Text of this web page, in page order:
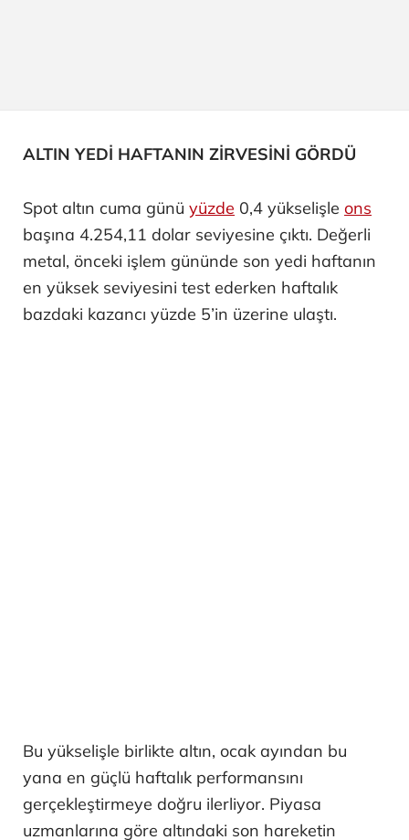
ALTIN YEDİ HAFTANIN ZİRVESİNİ GÖRDÜ
Spot altın cuma günü yüzde 0,4 yükselişle ons
başına 4.254,11 dolar seviyesine çıktı. Değerli
metal, önceki işlem gününde son yedi haftanın
en yüksek seviyesini test ederken haftalık
bazdaki kazancı yüzde 5’in üzerine ulaştı.
Bu yükselişle birlikte altın, ocak ayından bu
yana en güçlü haftalık performansını
gerçekleştirmeye doğru ilerliyor. Piyasa
uzmanlarına göre altındaki son hareketin